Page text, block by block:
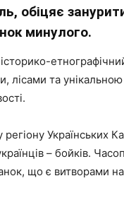
обіцяє
минулого.
лісами та
Українських
– бойків.
що є витворами